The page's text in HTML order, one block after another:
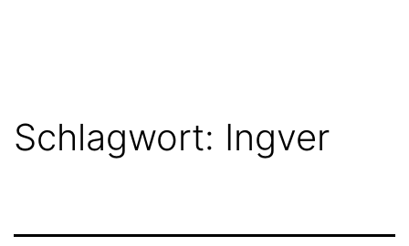
Schlagwort: Ingver